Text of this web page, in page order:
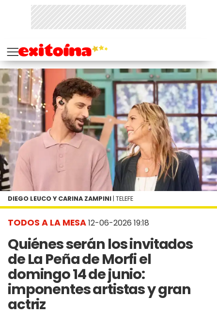
TODOS A LA MESA12-06-2026 19:18
Quiénes serán los invitados
de La Peña de Morfi el
domingo 14 de junio:
imponentes artistas y gran
actriz
DIEGO LEUCO Y CARINA ZAMPINI | TELEFE